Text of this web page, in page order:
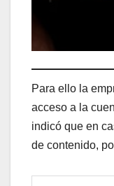
Para ello la
acceso a la
indicó que en
de contenido,